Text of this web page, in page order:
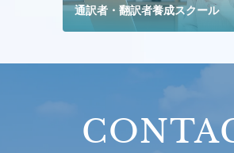
通訳者・翻訳者養成スクール